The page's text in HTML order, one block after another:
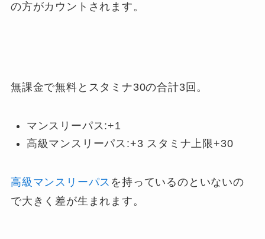
の方がカウントされます。
無課金で無料とスタミナ30の合計3回。
マンスリーパス:+1
高級マンスリーパス:+3 スタミナ上限+30
高級マンスリーパス を持っているのといないの
で大きく差が生まれます。